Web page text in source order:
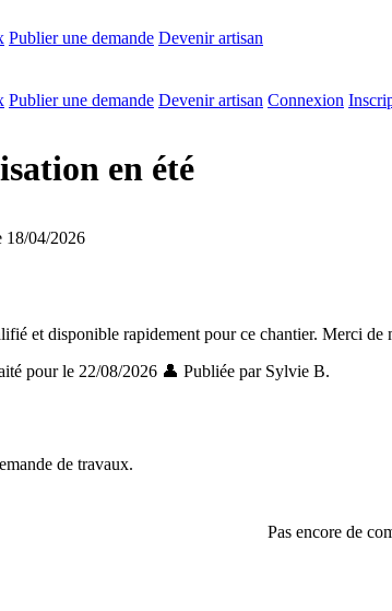
Publier une demande Devenir artisan
Publier une demande Devenir artisan Connexion
en été
18/04/2026
et disponible rapidement pour ce chantier. Merci
pour le 22/08/2026 👤 Publiée par Sylvie B.
de travaux.
Pas encore de